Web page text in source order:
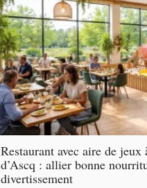
Restaurant avec aire de
d’Ascq : allier bonne
divertissement